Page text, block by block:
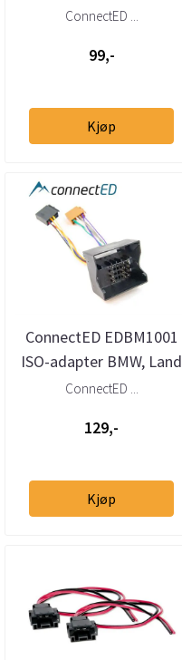
(han) – DIN (han)
ConnectED ...
99,-
Kjøp
ConnectED EDBM1001
ISO-adapter BMW, Land
Rover (Quadlock/40-pins)
ConnectED ...
129,-
Kjøp